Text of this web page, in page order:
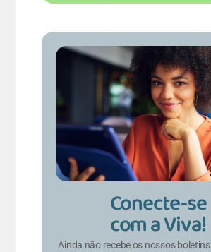
Conecte-se
com a Viva!
Ainda não recebe os nossos